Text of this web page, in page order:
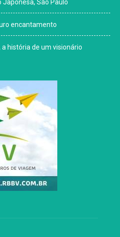
São Paulo
encantamento
a história de um visionário